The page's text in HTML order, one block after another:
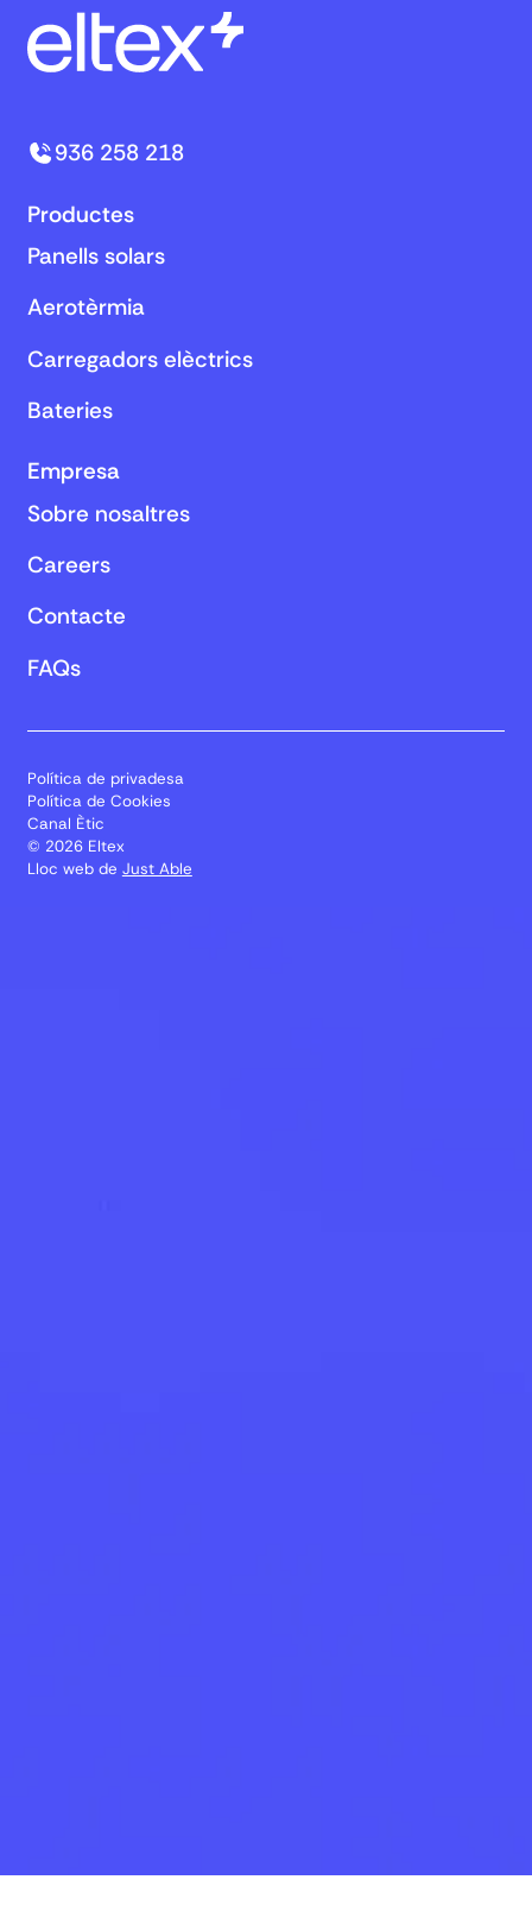
936 258 218
Productes
Panells solars
Aerotèrmia
Carregadors elèctrics
Bateries
Empresa
Sobre nosaltres
Careers
Contacte
FAQs
Política de privadesa
Política de Cookies
Canal Ètic
© 2026 Eltex
Lloc web de Just Able